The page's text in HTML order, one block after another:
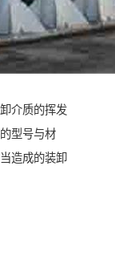
介质的挥发
型号与材
造成的装卸